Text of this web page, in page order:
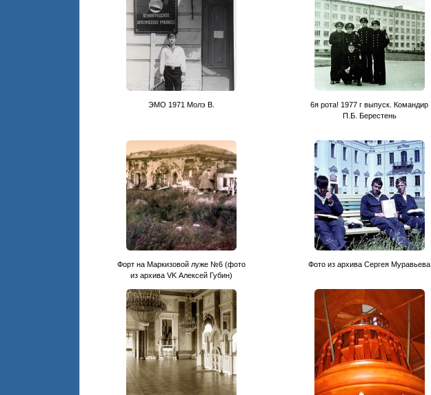
ЭМО 1971 Молэ В.
6я рота! 1977 г выпуск. Командир
П.Б. Берестень
Форт на Маркизовой луже №6 (фото
из архива VK Алексей Губин)
Фото из архива Сергея Муравьева